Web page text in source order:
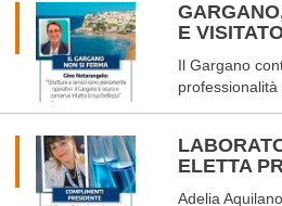
E
Il Gargano
ELETTA
Adelia